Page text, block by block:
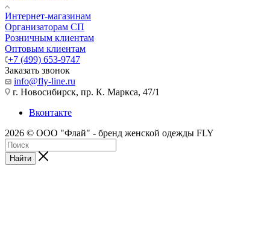
Интернет-магазинам
Организаторам СП
Розничным клиентам
Оптовым клиентам
+7 (499) 653-9747
Заказать звонок
info@fly-line.ru
г. Новосибирск, пр. К. Маркса, 47/1
Вконтакте
2026 © ООО "Флай" - бренд женской одежды FLY
Найти